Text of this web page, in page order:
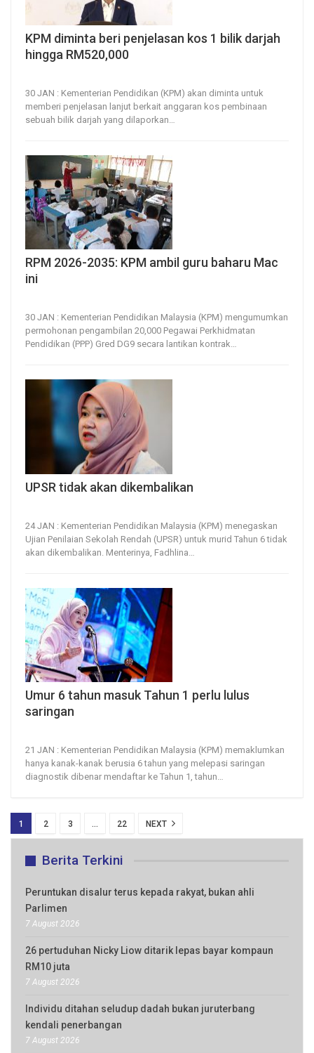
KPM diminta beri penjelasan kos 1 bilik darjah
hingga RM520,000
30 JAN : Kementerian Pendidikan (KPM) akan diminta untuk
memberi penjelasan lanjut berkait anggaran kos pembinaan
sebuah bilik darjah yang dilaporkan…
RPM 2026-2035: KPM ambil guru baharu Mac
ini
30 JAN : Kementerian Pendidikan Malaysia (KPM) mengumumkan
permohonan pengambilan 20,000 Pegawai Perkhidmatan
Pendidikan (PPP) Gred DG9 secara lantikan kontrak…
UPSR tidak akan dikembalikan
24 JAN : Kementerian Pendidikan Malaysia (KPM) menegaskan
Ujian Penilaian Sekolah Rendah (UPSR) untuk murid Tahun 6 tidak
akan dikembalikan. Menterinya, Fadhlina
Umur 6 tahun masuk Tahun 1 perlu lulus
saringan
21 JAN : Kementerian Pendidikan Malaysia (KPM) memaklumkan
hanya kanak-kanak berusia 6 tahun yang melepasi saringan
diagnostik dibenar mendaftar ke Tahun 1, tahun…
1 2 3 … 22 NEXT
Berita Terkini
Peruntukan disalur terus kepada rakyat, bukan ahli
Parlimen
7 August 2026
26 pertuduhan Nicky Liow ditarik lepas bayar kompaun
RM10 juta
7 August 2026
Individu ditahan seludup dadah bukan juruterbang
kendali penerbangan
7 August 2026